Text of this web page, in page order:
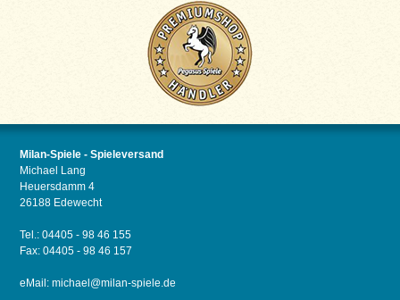
Milan-Spiele - Spieleversand
Michael Lang
Heuersdamm 4
26188 Edewecht
Tel.: 04405 - 98 46 155
Fax: 04405 - 98 46 157
eMail:michael@milan-spiele.de